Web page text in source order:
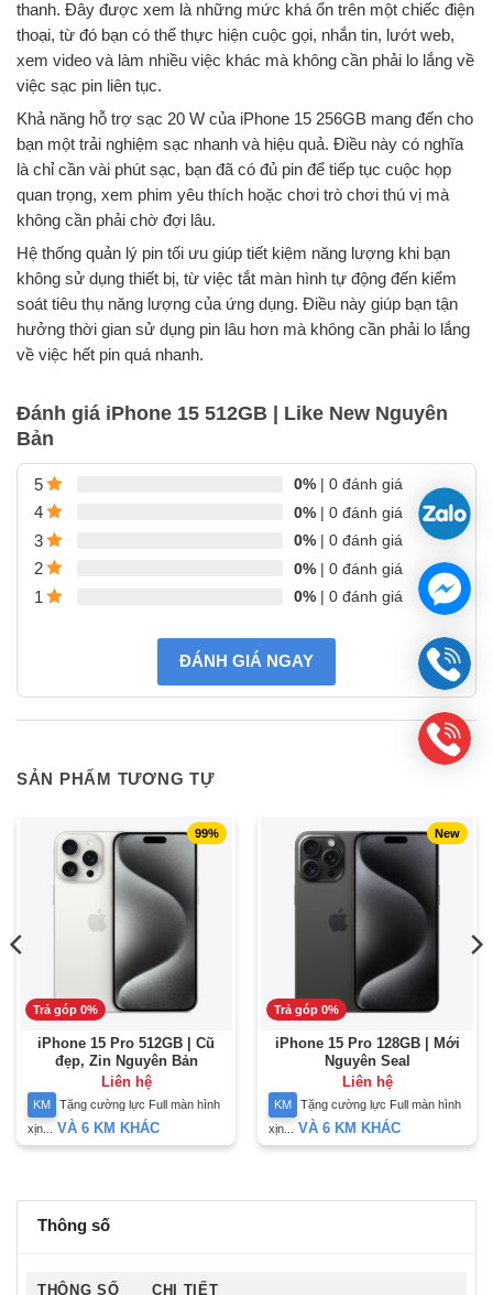
thanh. Đây được xem là những mức khá ổn trên một chiếc điện
thoại, từ đó bạn có thể thực hiện cuộc gọi, nhắn tin, lướt web,
xem video và làm nhiều việc khác mà không cần phải lo lắng về
việc sạc pin liên tục.
Khả năng hỗ trợ sạc 20 W của iPhone 15 256GB mang đến cho
bạn một trải nghiệm sạc nhanh và hiệu quả. Điều này có nghĩa
là chỉ cần vài phút sạc, bạn đã có đủ pin để tiếp tục cuộc họp
quan trọng, xem phim yêu thích hoặc chơi trò chơi thú vị mà
không cần phải chờ đợi lâu.
Hệ thống quản lý pin tối ưu giúp tiết kiệm năng lượng khi bạn
không sử dụng thiết bị, từ việc tắt màn hình tự động đến kiểm
soát tiêu thụ năng lượng của ứng dụng. Điều này giúp bạn tận
hưởng thời gian sử dụng pin lâu hơn mà không cần phải lo lắng
về việc hết pin quá nhanh.
Đánh giá iPhone 15 512GB | Like New Nguyên
Bản
5 0% | 0 đánh giá
4
0% | 0 đánh giá
3
0% | 0 đánh giá
2
0% | 0 đánh giá
1
0% | 0 đánh giá
ĐÁNH GIÁ NGAY
SẢN PHẨM TƯƠNG TỰ
Trả góp 0%
99%
iPhone 15 Pro 512GB | Cũ
đẹp, Zin Nguyên Bản
Liên hệ
KM
Tặng cường lực Full màn hình
xịn...
VÀ 6 KM KHÁC
Trả góp 0%
New
iPhone 15 Pro 128GB | Mới
Nguyên Seal
Liên hệ
KM
Tặng cường lực Full màn hình
xịn...
VÀ 6 KM KHÁC
Thông số
THÔNG SỐ CHI TIẾT